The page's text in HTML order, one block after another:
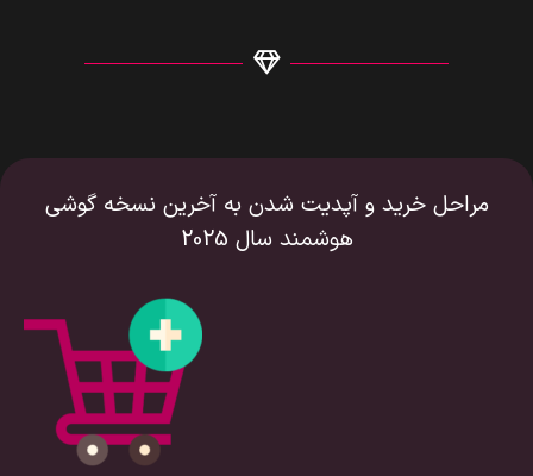
مراحل خرید و آپدیت شدن به آخرین نسخه گوشی
هوشمند سال 2025